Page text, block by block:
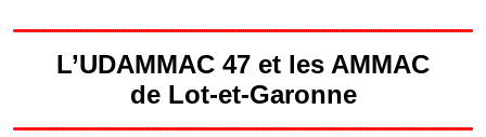
L’UDAMMAC 47 et les AMMAC
de Lot-et-Garonne